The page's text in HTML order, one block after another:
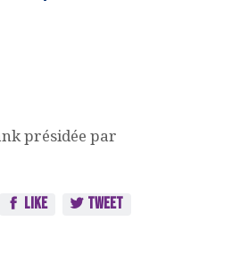
présidée par
Like Tweet